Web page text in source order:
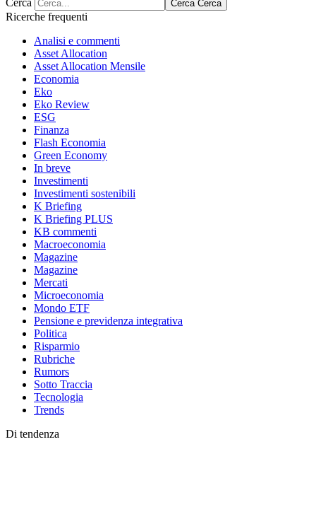
Cerca
Cerca Cerca
Ricerche frequenti
Analisi e commenti
Asset Allocation
Asset Allocation Mensile
Economia
Eko
Eko Review
ESG
Finanza
Flash Economia
Green Economy
In breve
Investimenti
Investimenti sostenibili
K Briefing
K Briefing PLUS
KB commenti
Macroeconomia
Magazine
Magazine
Mercati
Microeconomia
Mondo ETF
Pensione e previdenza integrativa
Politica
Risparmio
Rubriche
Rumors
Sotto Traccia
Tecnologia
Trends
Di tendenza